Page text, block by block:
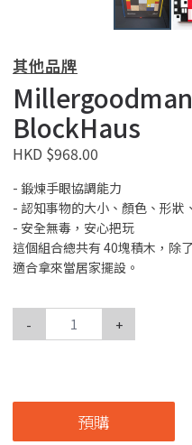
其他品牌
BlockHaus
HKD $968.00
- 鍛煉手眼協調能力
- 認知事物的大小、顏色、形狀
- 安全無毒，安心把玩
這個組合總共有 40塊積木，除
適合拿來當居家擺設。
- +
預購